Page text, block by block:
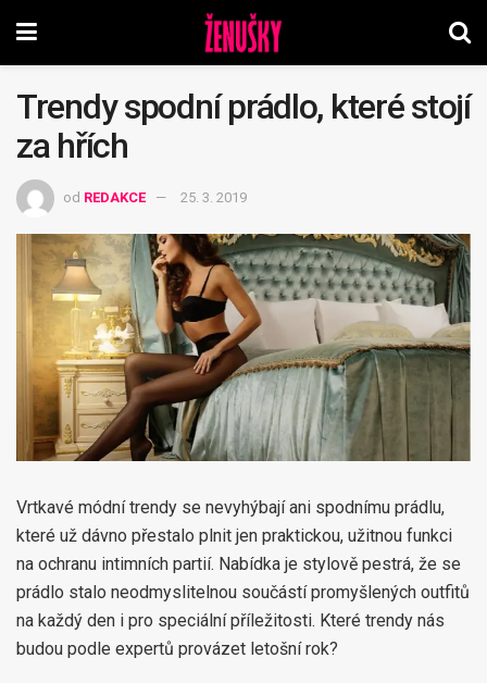
Trendy spodní prádlo, které stojí
za hřích
od REDAKCE 25. 3. 2019
Vrtkavé módní trendy se nevyhýbají ani spodnímu prádlu,
které už dávno přestalo plnit jen praktickou, užitnou funkci
na ochranu intimních partií. Nabídka je stylově pestrá, že se
prádlo stalo neodmyslitelnou součástí promyšlených outfitů
na každý den i pro speciální příležitosti. Které trendy nás
budou podle expertů provázet letošní rok?